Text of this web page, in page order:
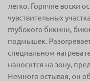
легко. Горячие воски
чувствительных
глубокого бикини,
подмышек.
специальном
наносится на зону,
Немного остывая, он